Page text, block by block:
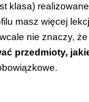
klasa)
masz więcej
nie znaczy,
przedmioty,